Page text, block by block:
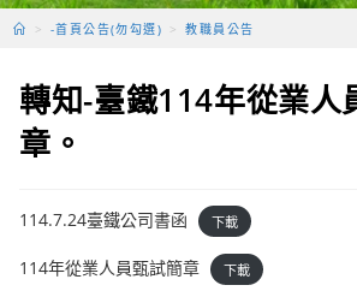
> -首頁公告(勿勾選) > 教職員公告
轉知-臺鐵114年從業人
章。
114.7.24臺鐵公司書函 下載
114年從業人員甄試簡章 下載